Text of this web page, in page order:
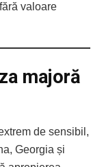
valoare
majoră
de sensibil,
Georgia și